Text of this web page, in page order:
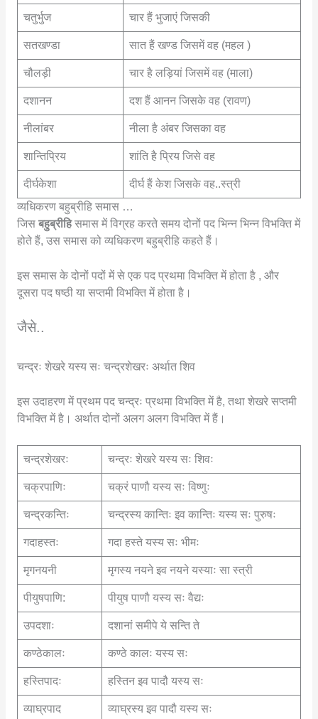
चतुर्भुज चार हैं भुजाएं जिसकी
सतखण्डा सात हैं खण्ड जिसमें वह (महल )
चौलड़ी चार है लड़ियां जिसमें वह (माला)
दशानन दश हैं आनन जिसके वह (रावण)
नीलांबर नीला है अंबर जिसका वह
शान्तिप्रिय शांति है प्रिय जिसे वह
दीर्घकेशा
दीर्घ हैं केश जिसके वह..स्त्री
व्यधिकरण बहुब्रीहि समास …
जिस बहुब्रीहिसमास में विग्रह करते समय दोनों पद भिन्न भिन्न विभक्ति में
होते हैं, उस समास को व्यधिकरण बहुब्रीहि कहते हैं।
इस समास के दोनों पदों में से एक पद प्रथमा विभक्ति में होता है , और
दूसरा पद षष्ठी या सप्तमी विभक्ति में होता है।
जैसे..
चन्द्रः शेखरे यस्य सः चन्द्रशेखरः अर्थात शिव
इस उदाहरण में प्रथम पद चन्द्रः प्रथमा विभक्ति में है, तथा शेखरे सप्तमी
विभक्ति में है। अर्थात दोनों अलग अलग विभक्ति में हैं।
चन्द्रशेखरः चन्द्रः शेखरे यस्य सः शिवः
चक्रपाणिः चक्रं पाणौ यस्य सः विष्णुः
चन्द्रकन्तिः चन्द्रस्य कान्तिः इव कान्तिः यस्य सः पुरुषः
गदाहस्तः गदा हस्ते यस्य सः भीमः
मृगनयनी मृगस्य नयने इव नयने यस्याः सा स्त्री
पीयुषपाणि: पीयुष पाणौ यस्य सः वैद्यः
उपदशाः दशानां समीपे ये सन्ति ते
कण्ठेकालः कण्ठे कालः यस्य सः
हस्तिपादः हस्तिन इव पादौ यस्य सः
व्याघ्रपाद व्याघ्रस्य इव पादौ यस्य सः